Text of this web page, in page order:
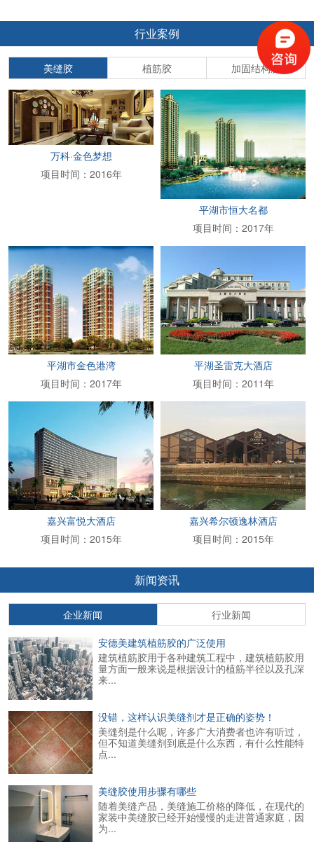
行业案例
美缝胶 植筋胶 加固结构胶
万科·金色梦想
项目时间：2016年
平湖市恒大名都
项目时间：2017年
平湖市金色港湾
项目时间：2017年
平湖圣雷克大酒店
项目时间：2011年
嘉兴富悦大酒店
项目时间：2015年
嘉兴希尔顿逸林酒店
项目时间：2015年
新闻资讯
企业新闻
行业新闻
安德美建筑植筋胶的广泛使用
建筑植筋胶用于各种建筑工程中，建筑植筋胶用
量方面一般来说是根据设计的植筋半径以及孔深
来...
没错，这样认识美缝剂才是正确的姿势！
美缝剂是什么呢，许多广大消费者也许有听过，
但不知道美缝剂到底是什么东西，有什么性能特
点...
美缝胶使用步骤有哪些
随着美缝产品，美缝施工价格的降低，在现代的
家装中美缝胶已经开始慢慢的走进普通家庭，因
为...